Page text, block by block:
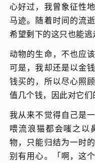
心好过，我曾象征性
马迹。随着时间的流
希望剩下的这只也能逃
动物的生命，不也应
可是，我却还是以金
钱买的，所以尽心照
值几个钱，因此对它们
我从来不觉得自己是
喂流浪猫都会嗤之以
物，只能归结为一时
别有用心。「啊，这